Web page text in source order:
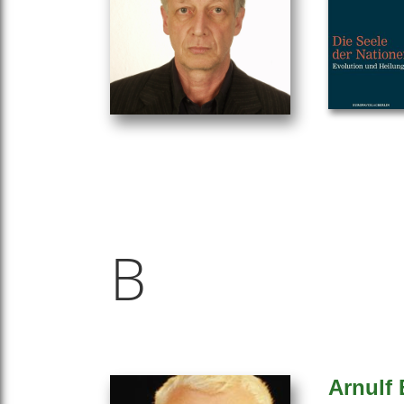
B
Arnulf